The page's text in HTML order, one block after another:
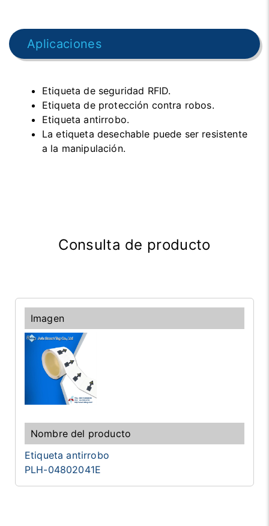
Aplicaciones
Etiqueta de seguridad RFID.
Etiqueta de protección contra robos.
Etiqueta antirrobo.
La etiqueta desechable puede ser resistente
a la manipulación.
Consulta de producto
Etiqueta antirrobo
PLH-04802041E